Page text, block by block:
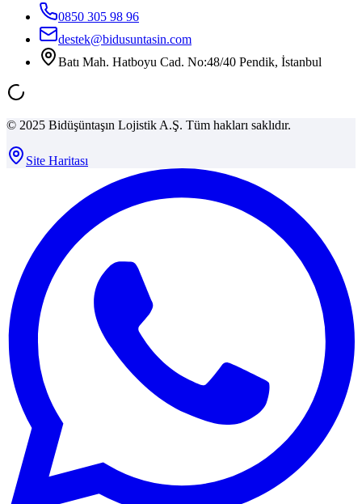
0850 305 98 96
destek@bidusuntasin.com
Batı Mah. Hatboyu Cad. No:48/40 Pendik, İstanbul
© 2025 Bidüşüntaşın Lojistik A.Ş. Tüm hakları saklıdır.
Site Haritası